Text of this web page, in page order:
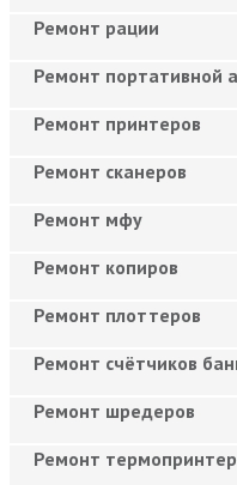
Ремонт рации
Ремонт портативной
Ремонт принтеров
Ремонт сканеров
Ремонт мфу
Ремонт копиров
Ремонт плоттеров
Ремонт счётчиков
Ремонт шредеров
Ремонт